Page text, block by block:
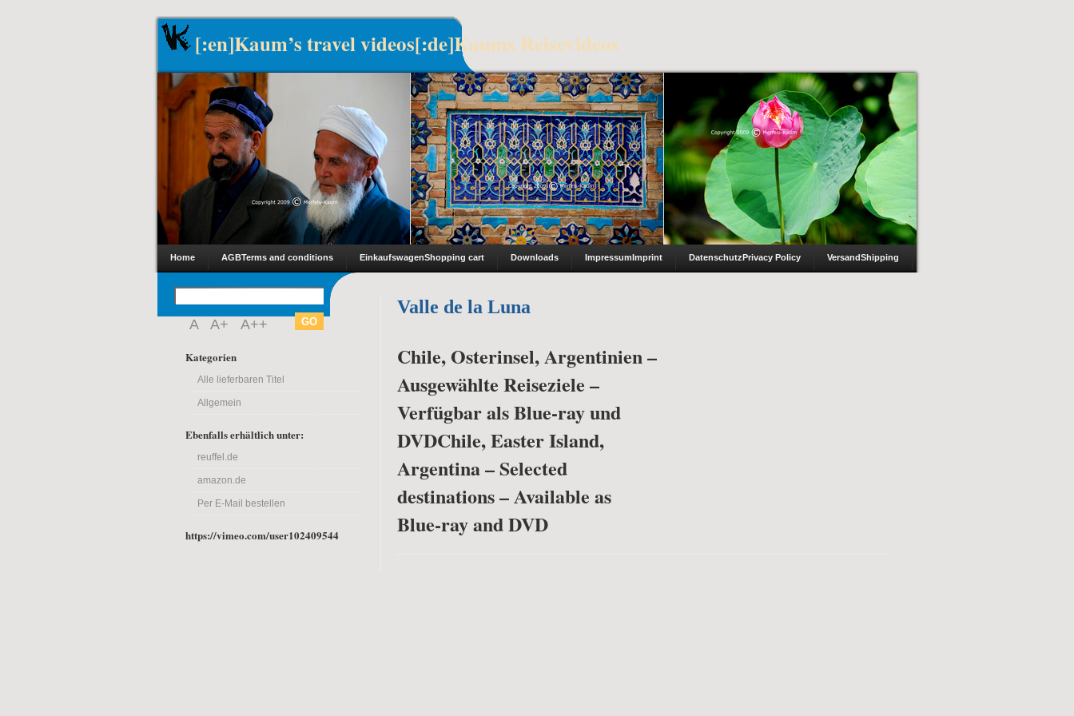
[:en]Kaum’s travel videos[:de]Kaums Reisevideos
Home AGBTerms and conditions EinkaufswagenShopping cart Downloads ImpressumImprint DatenschutzPrivacy Policy VersandShipping
A A+ A++
Kategorien
Alle lieferbaren Titel
Allgemein
Ebenfalls erhältlich unter:
reuffel.de
amazon.de
Per E-Mail bestellen
https://vimeo.com/user102409544
Valle de la Luna
Chile, Osterinsel, Argentinien –
Ausgewählte Reiseziele –
Verfügbar als Blue-ray und
DVDChile, Easter Island,
Argentina – Selected
destinations – Available as
Blue-ray and DVD